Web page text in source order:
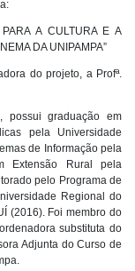
PARA A CULTURA E A
DA UNIPAMPA”
do projeto, a Profª.
possui graduação em
pela Universidade
de Informação pela
Extensão Rural pela
pelo Programa de
Regional do
(2016). Foi membro do
substituta do
Adjunta do Curso de